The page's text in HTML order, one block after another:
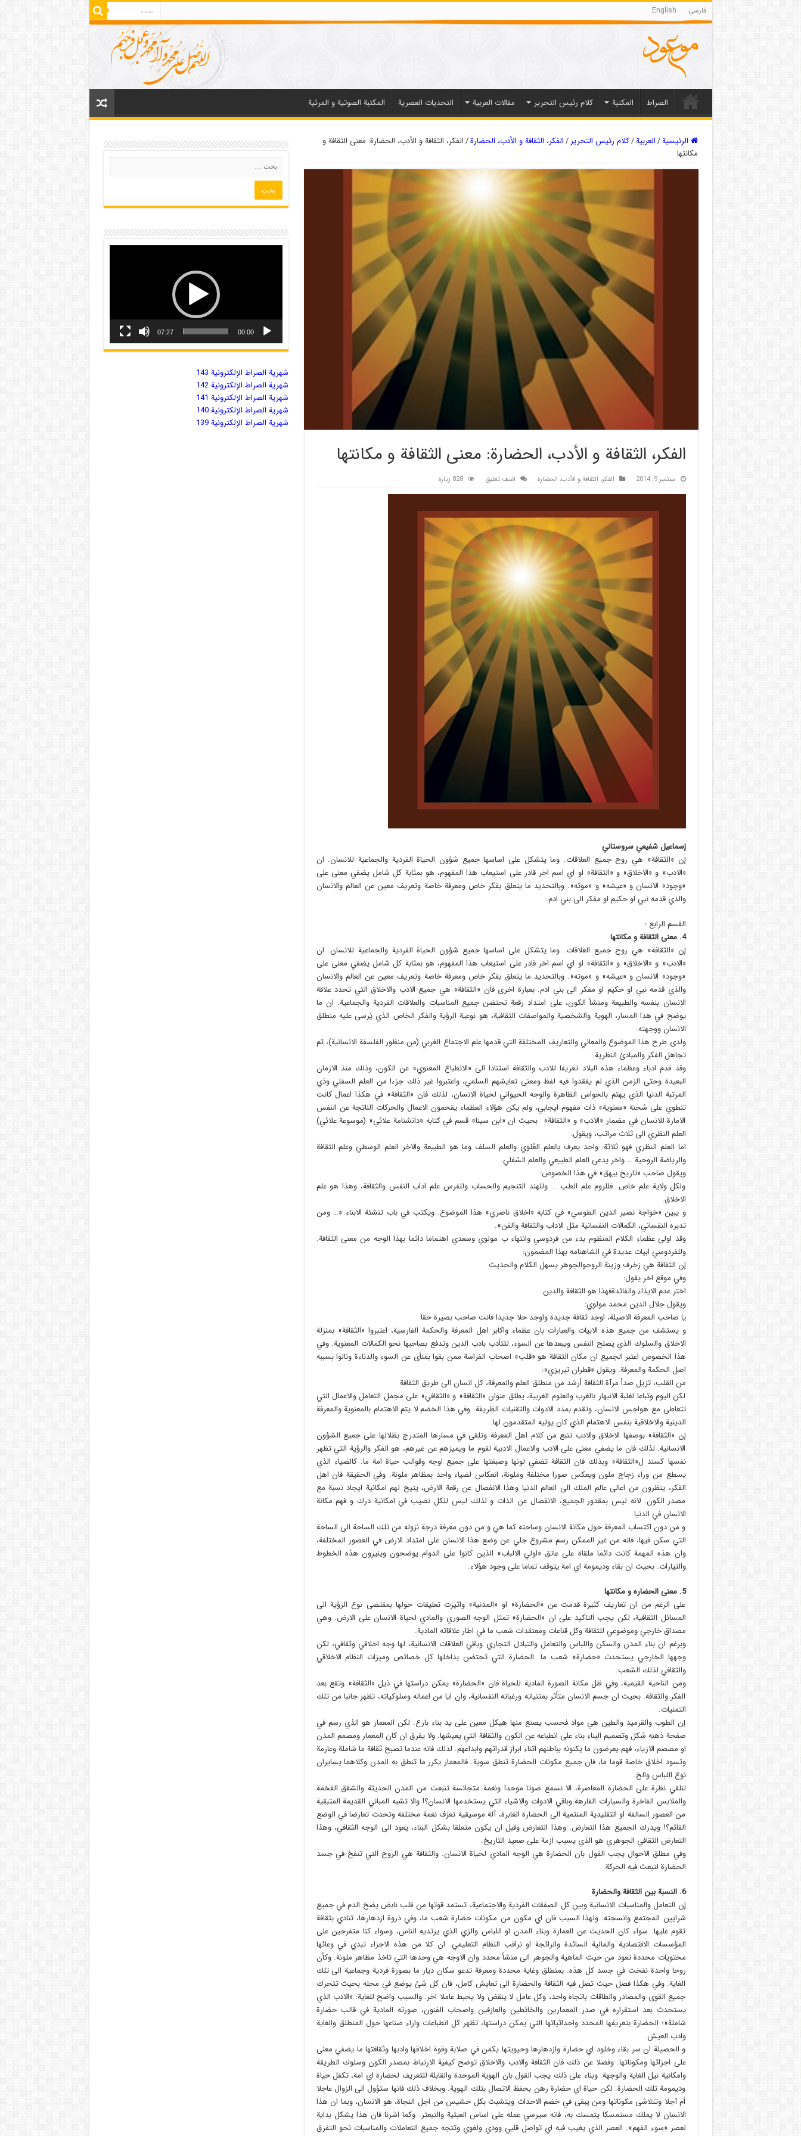
فارسی English
الصراط المکتبة كلام رئيس التحرير مقالات العربیة التحديات العصرية المكتبة الصوتية و المرئية
الرئيسية/العربیة/كلام رئيس التحرير /الفكر، الثقافة و الأدب، الحضارة/الفكر، الثقافة و الأدب، الحضارة: معنى الثقافة و
مكانتها
الفكر، الثقافة و الأدب، الحضارة: معنى الثقافة و مكانتها
سبتمبر 9, 2014 الفكر، الثقافة و الأدب، الحضارة اضف تعليق 828 زيارة
إسماعيل شفيعي سروستاني
إن «الثقافة» هي روح جميع العلاقات. وما يتشكل على اساسها جميع شؤون الحياة الفردية والجماعية للانسان. ان
«الادب» و «الاخلاق» و «الثقافة» او اي اسم اخر قادر على استيعاب هذا المفهوم، هو بمثابة كل شامل يضفي معنى على
«وجود» الانسان و «عيشه» و «موته». وبالتحديد ما يتعلق بفكر خاص ومعرفة خاصة وتعريف معين عن العالم والانسان
والذي قدمه نبي او حكيم او مفكر الى بني ادم.
القسم الرابع :
4.‌ معنى الثقافة و مكانتها
إن «الثقافة» هي روح جميع العلاقات. وما يتشكل على اساسها جميع شؤون الحياة الفردية والجماعية للانسان. ان
«الادب» و «الاخلاق» و «الثقافة» او اي اسم اخر قادر على استيعاب هذا المفهوم، هو بمثابة كل شامل يضفي معنى على
«وجود» الانسان و «عيشه» و «موته». وبالتحديد ما يتعلق بفكر خاص ومعرفة خاصة وتعريف معين عن العالم والانسان
والذي قدمه نبي او حكيم او مفكر الى بني ادم. بعبارة اخرى فان «الثقافة» هي جميع الادب والاخلاق التي تحدد علاقة
الانسان بنفسه والطبيعة ومنشأ الكون، على امتداد رقعة تحتضن جميع المناسبات والعلاقات الفردية والجماعية. ان ما
يوضح في هذا المسار، الهوية والشخصية والمواصفات الثقافية، هو نوعية الرؤية والفكر الخاص الذي يُرسى عليه منطلق
الانسان ووجهته.
ولدى طرح هذا الموضوع والمعاني والتعاريف المختلفة التي قدمها علم الاجتماع الغربي (من منظور الفلسفة الانسانية)، تم
تجاهل الفكر والمبادئ النظرية.
وقد قدم ادباء وعظماء هذه البلاد تعريفا للادب والثقافة استنادا الى «الانطباع المعنوي» عن الكون، وذلك منذ الازمان
البعيدة وحتى الزمن الذي لم يفقدوا فيه لفظ ومعنى تعايشهم السلمي، واعتبروا غير ذلك جزءا من العلم السفلي وذي
المرتبة الدنيا الذي يهتم بالحواس الظاهرة والوجه الحيواني لحياة الانسان، لذلك فان «الثقافة» في هكذا اعمال كانت
تنطوي على شحنة «معنوية» ذات مفهوم ايجابي، ولم يكن هؤلاء العظماء يقحمون الاعمال والحركات الناتجة عن النفس
الامارة للانسان في مضمار «الادب» و «الثقافة» بحيث ان «ابن سينا» قسم في كتابه «دانشنامة علائي» (موسوعة علائي)
العلم النظري الى ثلاث مراتب، ويقول:
اما العلم النظري فهو ثلاثة: واحد يعرف بالعلم العُلوي والعلم السلف وما هو الطبيعة والاخر العلم الوسطي وعلم الثقافة
والرياضة الروحية … واخر يدعى العلم الطبيعي والعلم السُفلي.
ويقول صاحب «تاريخ بيهق» في هذا الخصوص:
ولكل ولاية علم خاص. فللروم علم الطب … وللهند التنجيم والحساب وللفرس علم اداب النفس والثقافة، وهذا هو علم
الاخلاق.
و يبين «خواجة نصير الدين الطوسي» في كتابه «اخلاق ناصري» هذا الموضوع. ويكتب في باب تنشئة الابناء «… ومن
تدبره النفساني، الكمالات النفسانية مثل الاداب والثقافة والفن».
وقد اولى عظماء الكلام المنظوم بدء من فردوسي وانتهاء ب مولوي وسعدي اهتماما دائما بهذا الوجه من معنى الثقافة.
وللفردوسي ابيات عديدة في الشاهنامه بهذا المضمون:
إن الثقافة هي زخرف وزينة الروحوالجوهر يسهل الكلام والحديث
وفي موقع اخر يقول:
اختر عدم الايذاء والفائدةفهذا هو الثقافة والدين
ويقول جلال الدين محمد مولوي:
يا صاحب المعرفة الاصيلة، اوجد ثقافة جديدة واوجد حلا جديدا فانت صاحب بصيرة حقا
و يستشف من جميع هذه الابيات والعبارات بان عظماء واكابر اهل المعرفة والحكمة الفارسية، اعتبروا «الثقافة» بمنزلة
الاخلاق والسلوك الذي يصلح النفس ويبعدها عن السوء، لتتأدب بادب الدين وتدفع بصاحبها نحو الكمالات المعنوية. وفي
هذا الخصوص اعتبر الجميع ان مكان الثقافة هو «قلب» اصحاب الفراسة ممن بقوا بمنأى عن السوء والدناءة ونالوا بسببه
اصل الحكمة والمعرفة. ويقول «قطران تبريزي»:
من القلب، تزيل صدأ مرآة الثقافة أرشد من منطلق العلم والمعرفة، كل انسان الى طريق الثقافة
لكن اليوم وتباعا لغلبة الانبهار بالغرب والعلوم الغربية، يطلق عنوان «الثقافة» و «الثقافي» على مجمل التعامل والاعمال التي
تتعاطى مع هواجس الانسان، وتقدم بمدد الادوات والتقنيات الظريفة. وفي هذا الخضم لا يتم الاهتمام بالمعنوية والمعرفة
الدينية والاخلاقية بنفس الاهتمام الذي كان يوليه المتقدمون لها.
إن «الثقافة» بوصفها الاخلاق والادب تنبع من كلام اهل المعرفة وتلقى في مسارها المتدرج بظلالها على جميع الشؤون
الانسانية. لذلك فان ما يضفي معنى على الادب والاعمال الادبية لقوم ما ويميزهم عن غيرهم، هو الفكر والرؤية التي تظهر
نفسها كسند ل«الثقافة» وبذلك فان الثقافة تضفي لونها وصبغتها على جميع اوجه وقوالب حياة امة ما. كالضياء الذي
يسطع من وراء زجاج ملون ويعكس صورا مختلفة وملونة، انعكاس لضياء واحد بمظاهر ملونة. وفي الحقيقة فان اهل
الفكر، ينظرون من اعالى عالم الملك الى العالم الدنيا وهذا الانفصال عن رقعة الارض، يتيح لهم امكانية ايجاد نسبة مع
مصدر الكون. لانه ليس بمقدور الجميع، الانفصال عن الذات و لذلك ليس للكل نصيب في امكانية درك و فهم مكانة
الانسان في الدنيا.
و من دون اكتساب المعرفة حول مكانة الانسان وساحته كما هي و من دون معرفة درجة نزوله من تلك الساحة الى الساحة
التي سكن فيها، فانه من غير الممكن رسم مشروع جلي عن وضع هذا الانسان على امتداد الارض في العصور المختلفة،
وان هذه المهمة كانت دائما ملقاة على عاتق «اولي الالباب» الذين كانوا على الدوام يوضحون وينيرون هذه الخطوط
والتيارات. بحيث ان بقاء وديمومة اي امة يتوقف تماما على وجود هؤلاء.
5.‌ معنى الحضاره و مكانتها
على الرغم من ان تعاريف كثيرة قدمت عن «الحضارة» او «المدنية» واثيرت تعليقات حولها بمقتضى نوع الرؤية الى
المسائل الثقافية، لكن يجب التاكيد على ان «الحضارة» تمثل الوجه الصوري والمادي لحياة الانسان على الارض. وهي
مصداق خارجي وموضوعي للثقافة وكل قناعات ومعتقدات شعب ما في اطار علاقاته المادية.
وبرغم ان بناء المدن والسكن واللباس والتعامل والتبادل التجاري وباقي العلاقات الانسانية، لها وجه اخلاقي وثقافي، لكن
وجهها الخارجي يستحدث «حضارة» شعب ما. الحضارة التي تحتضن بداخلها كل خصائص وميزات النظام الاخلاقي
والثقافي لذلك الشعب.
ومن الناحية القيمية، وفي ظل مكانة الصورة المادية للحياة فان «الحضارة» يمكن دراستها في ذيل «الثقافة» وتقع بعد
الفكر والثقافة. بحيث ان جسم الانسان متأثر بمتنياته ورغباته النفسانية، وان ايا من اعماله وسلوكياته، تظهر جانبا من تلك
التمنيات.
إن الطوب والقرميد والطين هي مواد فحسب يصنع منها هيكل معين على يد بناء بارع. لكن المعمار هو الذي رسم في
صفحة ذهنه شكل وتصميم البناء بناء على انطباعه عن الكون والثقافة التي يعيشها. ولا يفرق ان كان المعمار ومصمم المدن
او مصصم الازياء، فهم يعرضون ما يكنونه بباطنهم اثناء ابراز قدراتهم وابداعهم. لذلك فانه عندما تصبح ثقافة ما شاملة وعارمة
وتسود اخلاق خاصة قوما ما، فان جميع مكونات الحضارة تنطق سوية. فالمعمار يكرر ما تنطق به المدن وكلاهما يسايران
نوع اللباس والخ.
لنلقي نظرة على الحضارة المعاصرة، الا نسمع صوتا موحدا ونغمة متجانسة تنبعث من المدن الحديثة والشقق الفخمة
والملابس الفاخرة والسيارات الفارهة وباقي الادوات والاشياء التي يستخدمها الانسان؟! والا تشبه المباني القديمة المتبقية
من العصور السالفة او التقليدية المنتمية الى الحضارة الغابرة، آلة موسيقية تعزف نغمة مختلفة وتحدث تعارضا في الوضع
القائم؟! ويدرك الجميع هذا التعارض. وهذا التعارض وقبل ان يكون متعلقا بشكل البناء، يعود الى الوجه الثقافي، وهذا
التعارض الثقافي الجوهري هو الذي يسبب ازمة على صعيد التاريخ.
وفي مطلق الاحوال يجب القول بان الحضارة هي الوجه المادي لحياة الانسان. والثقافة هي الروح التي تنفخ في جسد
الحضارة لتبعث فيه الحركة.
6. النسبة بين الثقافة والحضارة
إن التعامل والمناسبات الانسانية وبين كل الصفقات الفردية والاجتماعية، تستمد قوتها من قلب نابض يضخ الدم في جميع
شرايين المجتمع وانسجته. ولهذا السبب فان اي مكون من مكونات حضارة شعب ما، وفي ذروة ازدهارها، تنادي بثقافة
تقوم عليها. سواء كان الحديث عن العمارة وبناء المدن او اللباس والزي الذي يرتديه الناس، وسواء كنا متفرجين على
المؤسسات الاقتصادية والمالية السائدة والرائجة او نراقب النظام التعليمي. ان كلا من هذه الاجزاء تبدي في وعائها
محتويات محددة تعود من حيث الماهية والجوهر الى منشأ محدد وان الاوجه هي وحدها التي تاخذ مظاهر ملونة. وكأن
روحا واحدة نفخت في جسد كل هذه. بمنطلق وغاية محددة ومعرفة تدعو سكان ديار ما بصورة فردية وجماعية الى تلك
الغاية. وفي هكذا فصل حيث تصل فيه الثقافة والحضارة الى تعايش كامل، فان كل شئ يوضع في محله بحيث تتحرك
جميع القوى والمصادر والطاقات باتجاه واحد، وكل عامل لا ينقض ولا يحبط عاملا اخر. والسبب واضح للغاية: «الادب الذي
يستحدث بعد استقراره في صدر المعمارين والخائطين والعازفين واصحاب الفنون، صورته المادية في قالب حضارة
شاملة»؛ الحضارة بتعريفها المحدد واحداثياتها التي يمكن دراستها، تظهر كل انطباعات واراء صناعها حول المنطلق والغاية
وادب العيش.
و الحصيلة ان سر بقاء وخلود اي حضارة وازدهارها وحيويتها يكمن في صلابة وقوة اخلاقها وادبها وثقافتها ما يضفي معنى
على اجزائها ومكوناتها. وفضلا عن ذلك فان الثقافة والادب والاخلاق توضح كيفية الارتباط بمصدر الكون وسلوك الطريقة
وامكانية نيل الغاية والوجهة. وبناء على ذلك يجب القول بان الهوية الموحدة والقابلة للتعريف لحضارة اي امة، تكفل حياة
وديمومة تلك الحضارة. لكن حياة اي حضارة رهن بحفظ الاتصال بتلك الهوية. وبخلاف ذلك فانها ستؤول الى الزوال عاجلا
أم آجلا وتتلاشى مكوناتها ومن يبقى في خضم الاحداث ويتشبث بكل حشيس من اجل النجاة، هو الانسان، وبما ان هذا
الانسان لا يملك مستمسكا يتمسك به، فانه سيرسي عمله على اساس العبثية والتبعثر. وكما اشرنا فان هذا يشكل بداية
لعصر «سوء الفهم». العصر الذي يغيب فيه اي تواصل قلبي وودي ولغوي وتتجه جميع التعاملات والمناسبات نحو التفرق
00:00
07:27
شهریة الصراط الإلكترونية 143
شهریة الصراط الإلكترونية 142
شهریة الصراط الإلكترونية 141
شهریة الصراط الإلكترونية 140
شهریة الصراط الإلكترونية 139